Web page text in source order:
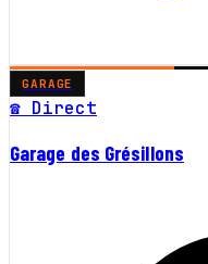
GARAGE
☎ Direct
Garage des Grésillons